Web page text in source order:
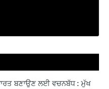
ਬਣਾਉਣ ਲਈ ਵਚਨਬੱਧ : ਮੁੱਖ